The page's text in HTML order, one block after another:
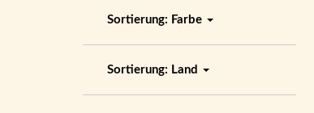
Sortierung: Farbe
Sortierung: Land